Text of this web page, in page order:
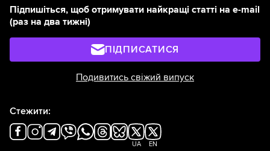
Підпишіться, щоб отримувати найкращі статті на e-mail
(раз на два тижні)
ПІДПИСАТИСЯ
Подивитись свіжий випуск
Стежити:
UA EN